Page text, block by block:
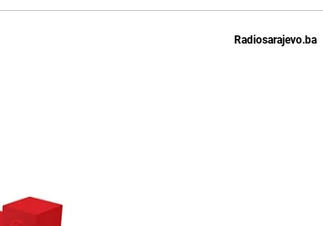
Radiosarajevo.ba